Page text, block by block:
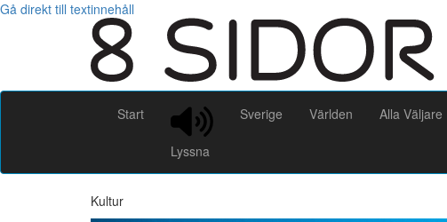
Gå direkt till textinnehåll
Start
Lyssna
Sverige Världen Alla Väljare
Kultur